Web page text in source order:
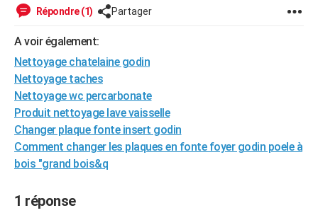
Forum
Aménagement intérieur
Extérieur
Cuisine
Salle de bains
Jardinage
Rangement
WEEK-END
Guides de France
Escapades
Patrimoine
Expositions
Musées
Week-end nature
+LIFESTYLE
Art de vivre
Bien-être
Loisirs
Mode
Modes de vie
SANTE
Alimentation
Guide de la santé
Maladies
Médicaments
Sommeil
VOYAGE
Destinations
City break
Voyage nature
Voyage de noces
Forum
Climat
+PHOTO
GUIDES D'ACHAT
BONS PLANS
Répondre (1) Partager
A voir également:
Nettoyage chatelaine godin
Nettoyage taches
Nettoyage wc percarbonate
Produit nettoyage lave vaisselle
Changer plaque fonte insert godin
Comment changer les plaques en fonte foyer godin poele à
bois "grand bois&q
1 réponse